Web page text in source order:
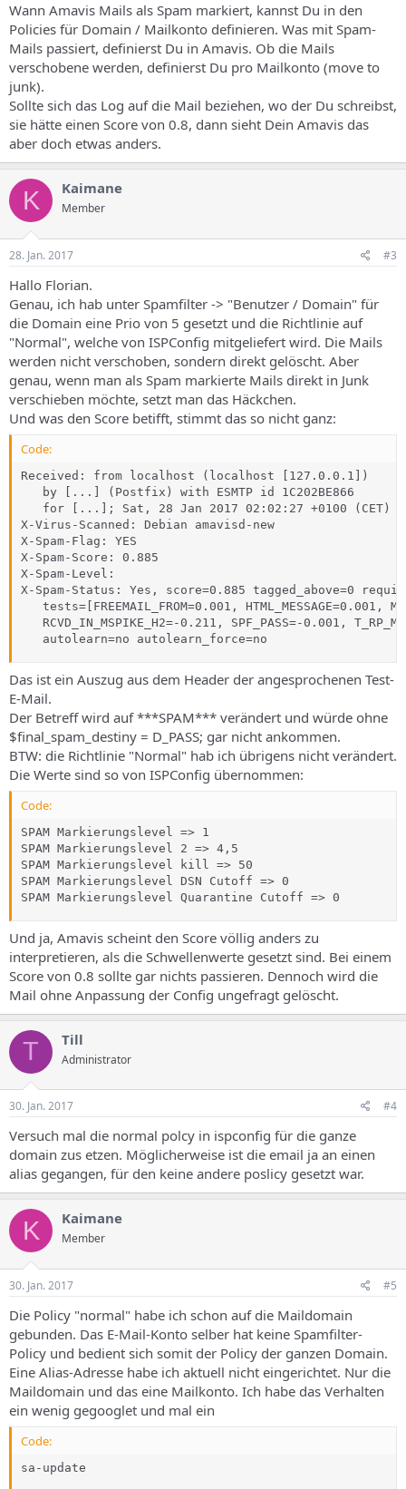
Wann Amavis Mails als Spam markiert, kannst Du in den
Policies für Domain / Mailkonto definieren. Was mit Spam-
Mails passiert, definierst Du in Amavis. Ob die Mails
verschobene werden, definierst Du pro Mailkonto (move to
junk).
Sollte sich das Log auf die Mail beziehen, wo der Du schreibst,
sie hätte einen Score von 0.8, dann sieht Dein Amavis das
aber doch etwas anders.
K Kaimane
Member
28. Jan. 2017 #3
Hallo Florian.
Genau, ich hab unter Spamfilter -> "Benutzer / Domain" für
die Domain eine Prio von 5 gesetzt und die Richtlinie auf
"Normal", welche von ISPConfig mitgeliefert wird. Die Mails
werden nicht verschoben, sondern direkt gelöscht. Aber
genau, wenn man als Spam markierte Mails direkt in Junk
verschieben möchte, setzt man das Häckchen.
Und was den Score betifft, stimmt das so nicht ganz:
Code:
Received: from localhost (localhost [127.0.0.1])
   by [...] (Postfix) with ESMTP id 1C202BE866
   for [...]; Sat, 28 Jan 2017 02:02:27 +0100 (CET)
X-Virus-Scanned: Debian amavisd-new
X-Spam-Flag: YES
X-Spam-Score: 0.885
X-Spam-Level:
X-Spam-Status: Yes, score=0.885 tagged_above=0
tests=[FREEMAIL_FROM=0.001, HTML_MESSAGE=0.001,
RCVD_IN_MSPIKE_H2=-0.211, SPF_PASS=-0.001,
   autolearn=no autolearn_force=no
Das ist ein Auszug aus dem Header der angesprochenen Test-
E-Mail.
Der Betreff wird auf ***SPAM*** verändert und würde ohne
$final_spam_destiny = D_PASS; gar nicht ankommen.
BTW: die Richtlinie "Normal" hab ich übrigens nicht verändert.
Die Werte sind so von ISPConfig übernommen:
Code:
SPAM Markierungslevel => 1
SPAM Markierungslevel 2 => 4,5
SPAM Markierungslevel kill => 50
SPAM Markierungslevel DSN Cutoff => 0
SPAM Markierungslevel Quarantine Cutoff => 0
Und ja, Amavis scheint den Score völlig anders zu
interpretieren, als die Schwellenwerte gesetzt sind. Bei einem
Score von 0.8 sollte gar nichts passieren. Dennoch wird die
Mail ohne Anpassung der Config ungefragt gelöscht.
T Till
Administrator
30. Jan. 2017 #4
Versuch mal die normal polcy in ispconfig für die ganze
domain zus etzen. Möglicherweise ist die email ja an einen
alias gegangen, für den keine andere poslicy gesetzt war.
K Kaimane
Member
30. Jan. 2017 #5
Die Policy "normal" habe ich schon auf die Maildomain
gebunden. Das E-Mail-Konto selber hat keine Spamfilter-
Policy und bedient sich somit der Policy der ganzen Domain.
Eine Alias-Adresse habe ich aktuell nicht eingerichtet. Nur die
Maildomain und das eine Mailkonto. Ich habe das Verhalten
ein wenig gegooglet und mal ein
Code:
sa-update